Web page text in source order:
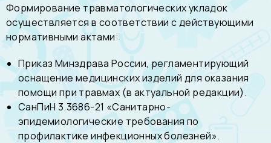
Формирование травматологических укладок
осуществляется в соответствии с действующими
нормативными актами:
Приказ Минздрава России, регламентирующий
оснащение медицинских изделий для оказания
помощи при травмах (в актуальной редакции).
СанПиН 3.3686-21 «Санитарно-
эпидемиологические требования по
профилактике инфекционных болезней».